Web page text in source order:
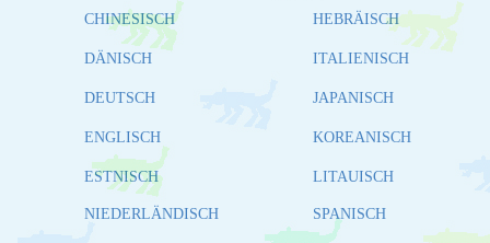
CHINESISCH
DÄNISCH
DEUTSCH
ENGLISCH
ESTNISCH
HEBRÄISCH
ITALIENISCH
JAPANISCH
KOREANISCH
LITAUISCH
NIEDERLÄNDISCH SPANISCH